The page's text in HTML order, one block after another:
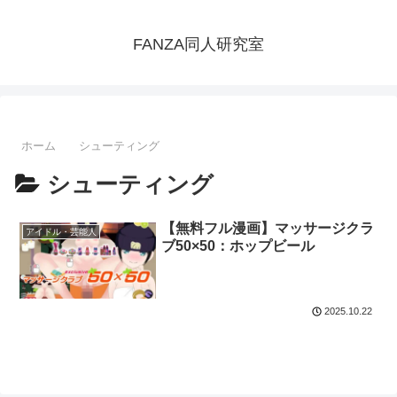
FANZA同人研究室
ホーム シューティング
シューティング
アイドル・芸能人
【無料フル漫画】マッサージクラ
ブ50×50：ホップビール
2025.10.22